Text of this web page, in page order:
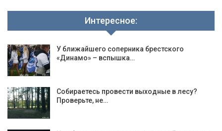
Интересное:
У ближайшего соперника брестского
«Динамо» – вспышка…
Собираетесь провести выходные в лесу?
Проверьте, не…